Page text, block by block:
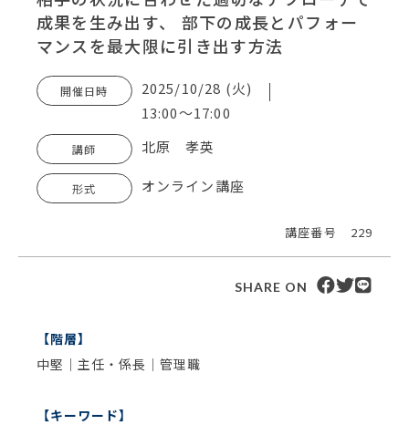
成果を生み出す、 部下の成長とパフォー
マンスを最大限に引き出す方法
開催日時
2025/10/28 (火)
13:00～17:00
講師 北原 孝英
形式 オンライン講座
講座番号 229
SHARE ON
【階層】
中堅｜主任・係長｜管理職
【キーワード】